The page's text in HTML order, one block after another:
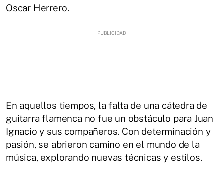
Oscar Herrero.
En aquellos tiempos, la falta de una cátedra de
guitarra flamenca no fue un obstáculo para Juan
Ignacio y sus compañeros. Con determinación y
pasión, se abrieron camino en el mundo de la
música, explorando nuevas técnicas y estilos.